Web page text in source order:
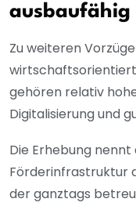
ausbaufähig
Zu weiteren
gehören relativ
Digitalisierung und
Die Erhebung
Förderinfrastruktur
der ganztags